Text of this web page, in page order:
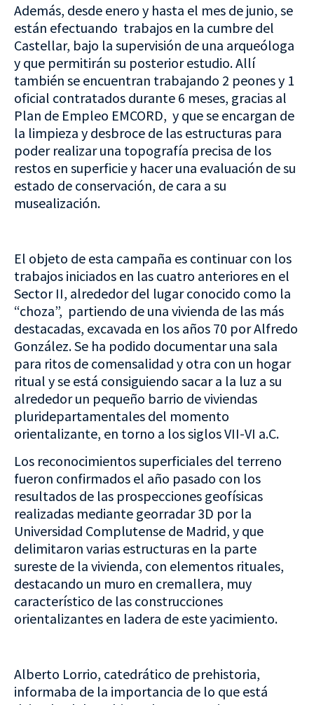
Además, desde enero y hasta el mes de junio, se
están efectuando trabajos en la cumbre del
Castellar, bajo la supervisión de una arqueóloga
y que permitirán su posterior estudio. Allí
también se encuentran trabajando 2 peones y 1
oficial contratados durante 6 meses, gracias al
Plan de Empleo EMCORD, y que se encargan de
la limpieza y desbroce de las estructuras para
poder realizar una topografía precisa de los
restos en superficie y hacer una evaluación de su
estado de conservación, de cara a su
musealización.
El objeto de esta campaña es continuar con los
trabajos iniciados en las cuatro anteriores en el
Sector II, alrededor del lugar conocido como la
“choza”, partiendo de una vivienda de las más
destacadas, excavada en los años 70 por Alfredo
González. Se ha podido documentar una sala
para ritos de comensalidad y otra con un hogar
ritual y se está consiguiendo sacar a la luz a su
alrededor un pequeño barrio de viviendas
pluridepartamentales del momento
orientalizante, en torno a los siglos VII-VI a.C.
Los reconocimientos superficiales del terreno
fueron confirmados el año pasado con los
resultados de las prospecciones geofísicas
realizadas mediante georradar 3D por la
Universidad Complutense de Madrid, y que
delimitaron varias estructuras en la parte
sureste de la vivienda, con elementos rituales,
destacando un muro en cremallera, muy
característico de las construcciones
orientalizantes en ladera de este yacimiento.
Alberto Lorrio, catedrático de prehistoria,
informaba de la importancia de lo que está